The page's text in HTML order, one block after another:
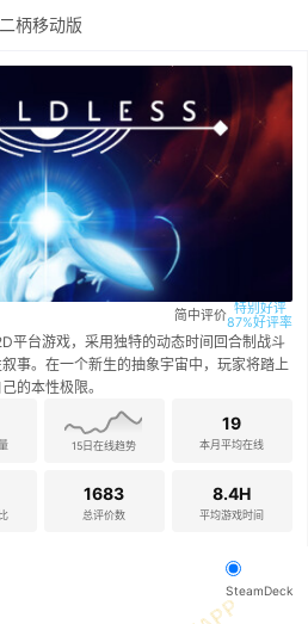
二柄移动版
简中评价 特别好评
87%好评率
平台游戏，采用独特的动态时间回合制战斗
事。在一个新生的抽象宇宙中，玩家将踏上
的本性极限。
15日在线趋势
19
本月平均在线
1683
总评价数
8.4H
平均游戏时间
SteamDeck